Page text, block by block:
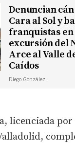
Denuncian
Cara al Sol y
franquistas en
excursión del
Arce al Valle
Caídos
Diego González
licenciada por